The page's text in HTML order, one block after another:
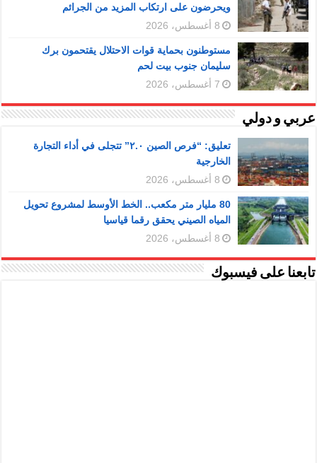
ويحرضون على ارتكاب المزيد من الجرائم
8 أغسطس، 2026
مستوطنون بحماية قوات الاحتلال يقتحمون برك
سليمان جنوب بيت لحم
7 أغسطس، 2026
عربي و دولي
تعليق: “فرص الصين ٢.٠” تتجلى في أداء التجارة
الخارجية
8 أغسطس، 2026
80 مليار متر مكعب.. الخط الأوسط لمشروع تحويل
المياه الصيني يحقق رقما قياسيا
8 أغسطس، 2026
تابعنا على فيسبوك